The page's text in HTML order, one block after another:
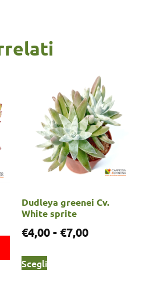
Dudleya greenei Cv.
White sprite
€4,00- €7,00
Scegli